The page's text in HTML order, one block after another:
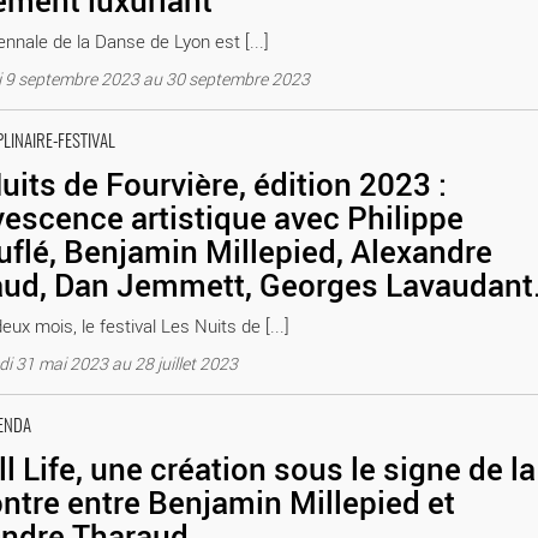
de la Danse de Lyon est [...]
9 septembre 2023 au 30 septembre 2023
FESTIVAL
de Fourvière, édition 2023 :
artistique avec Philippe
Benjamin Millepied, Alexandre
Dan Jemmett, Georges
mois, le festival Les Nuits de [...]
31 mai 2023 au 28 juillet 2023
avec Philippe Decouflé, Benjamin Millepied, Alexandre
Théâtre antique de Lyon
Life, une création sous le signe de la
entre Benjamin Millepied et
Benjamin Millepied et Alexandre Tharaud - Critique sortie Danse